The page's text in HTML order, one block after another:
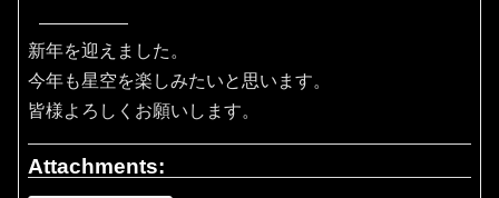
新年を迎えました。
今年も星空を楽しみたいと思います。
皆様よろしくお願いします。
Attachments: